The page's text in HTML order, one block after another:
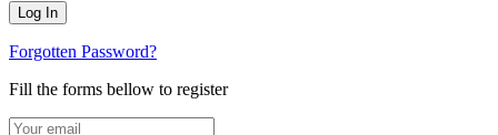
Forgotten Password?
Fill the forms bellow to register